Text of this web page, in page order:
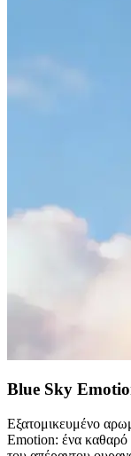
Blue Sky
Εξατομικευμένο
Emotion: ένα καθαρό